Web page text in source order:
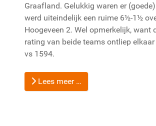
Graafland. Gelukkig waren er
werd uiteindelijk een ruime 6½-1½
Hoogeveen 2. Wel opmerkelijk, want
rating van beide teams ontliep
vs 1594.
Lees meer …